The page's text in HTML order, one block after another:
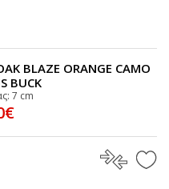
BLAZE ORANGE CAMO
BUCK
7 cm